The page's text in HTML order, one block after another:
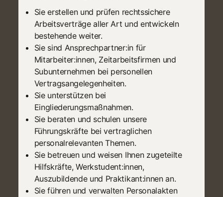
Sie erstellen und prüfen rechtssichere
Arbeitsverträge aller Art und entwickeln
bestehende weiter.
Sie sind Ansprechpartner:in für
Mitarbeiter:innen, Zeitarbeitsfirmen und
Subunternehmen bei personellen
Vertragsangelegenheiten.
Sie unterstützen bei
Eingliederungsmaßnahmen.
Sie beraten und schulen unsere
Führungskräfte bei vertraglichen
personalrelevanten Themen.
Sie betreuen und weisen Ihnen zugeteilte
Hilfskräfte, Werkstudent:innen,
Auszubildende und Praktikant:innen an.
Sie führen und verwalten Personalakten